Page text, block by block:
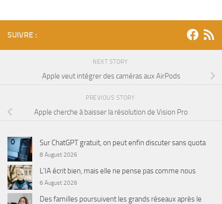
SUIVRE :
NEXT STORY
Apple veut intégrer des caméras aux AirPods
PREVIOUS STORY
Apple cherche à baisser la résolution de Vision Pro
Sur ChatGPT gratuit, on peut enfin discuter sans quota
8 August 2026
L’IA écrit bien, mais elle ne pense pas comme nous
6 August 2026
Des familles poursuivent les grands réseaux après le